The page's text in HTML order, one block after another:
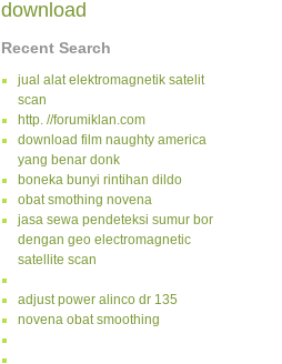
download
Recent Search
jual alat elektromagnetik satelit
scan
http. //forumiklan.com
download film naughty america
yang benar donk
boneka bunyi rintihan dildo
obat smothing novena
jasa sewa pendeteksi sumur bor
dengan geo electromagnetic
satellite scan
adjust power alinco dr 135
novena obat smoothing